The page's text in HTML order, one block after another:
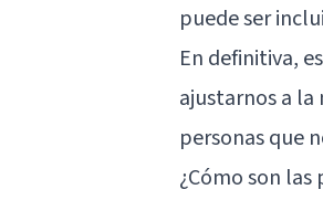
puede ser
En definitiva,
ajustarnos a
personas que
¿Cómo son